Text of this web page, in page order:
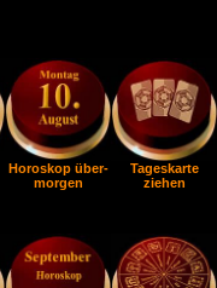
Horoskop über-
morgen
Tageskarte
ziehen